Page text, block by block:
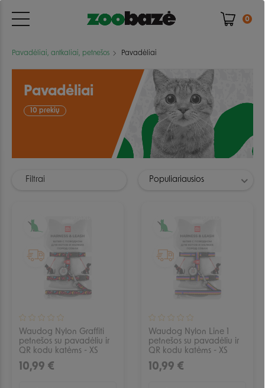
0
Pavadėliai, antkaliai, petnešos Pavadėliai
Pavadėliai
10 prekių
Filtrai Populiariausios
Waudog Nylon Graffiti
petnešos su pavadėliu ir
QR kodu katėms - XS
10,99 €
Waudog Nylon Line 1
petnešos su pavadėliu ir
QR kodu katėms - XS
10,99 €